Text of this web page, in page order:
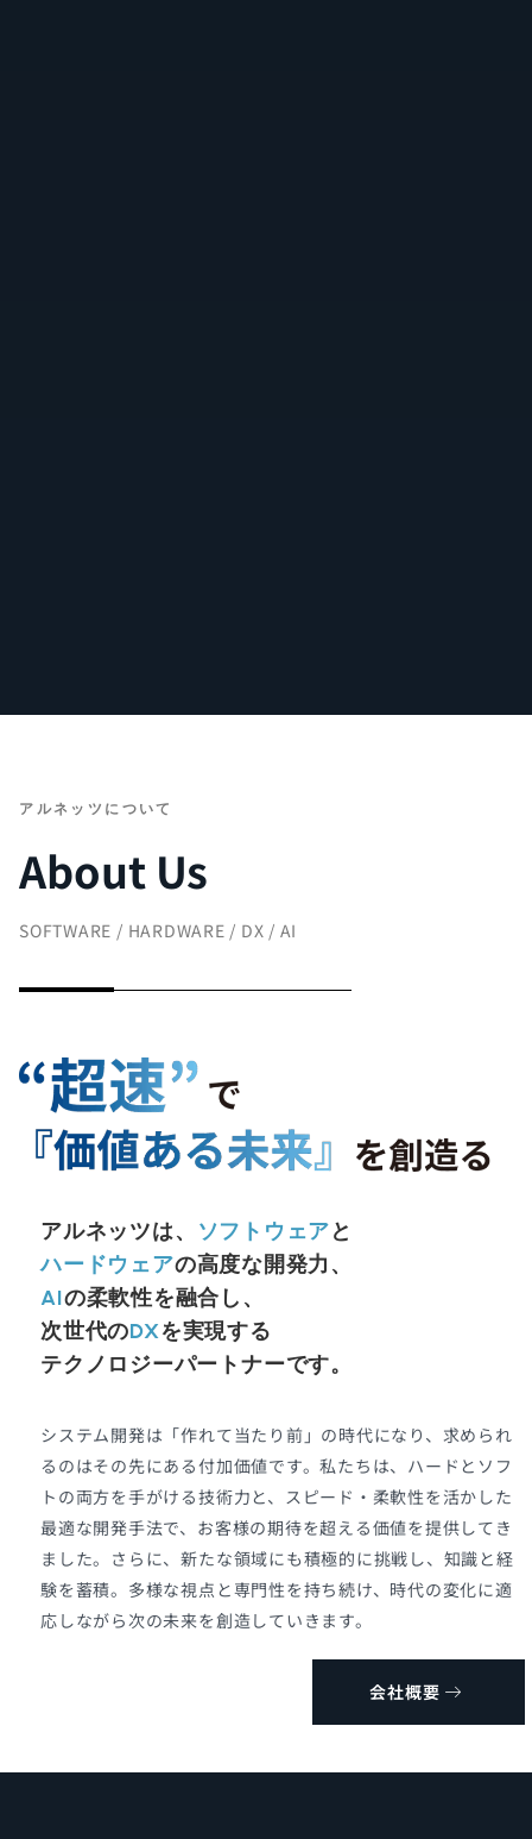
アルネッツについて
About Us
SOFTWARE / HARDWARE / DX / AI
アルネッツは、 ソフトウェアと
ハードウェアの高度な開発力、
AIの柔軟性を融合し、
次世代のDXを実現する
テクノロジーパートナーです。
システム開発は「作れて当たり前」の時代になり、求められ
るのはその先にある付加価値です。私たちは、ハードとソフ
トの両方を手がける技術力と、スピード・柔軟性を活かした
最適な開発手法で、お客様の期待を超える価値を提供してき
ました。さらに、新たな領域にも積極的に挑戦し、知識と経
験を蓄積。多様な視点と専門性を持ち続け、時代の変化に適
応しながら次の未来を創造していきます。
会社概要